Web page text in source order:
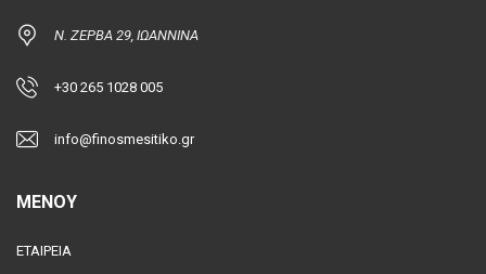
Ν. ΖΕΡΒΑ 29, ΙΩΑΝΝΙΝΑ
+30 265 1028 005
info@finosmesitiko.gr
MENOY
ΕΤΑΙΡΕΙΑ